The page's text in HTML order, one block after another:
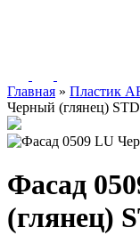
Главная » Пластик
Черный (глянец)
Фасад
(глянец)